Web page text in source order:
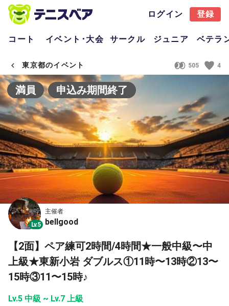
ログイン 登録
コート イベント･大会 サークル ジュニア ベテラ
東京都のイベント 505 4
満員 申込み期間終了
Lv.5
主催者
bellgood
【2面】ペア練可2時間/4時間★一般中級〜中
上級★東新小岩 ダブルス①11時〜13時②13〜
15時③11〜15時♪
Lv.5 中級 ~ Lv.7 上級